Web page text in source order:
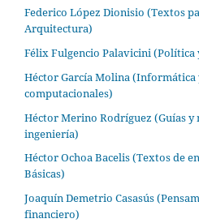
Federico López Dionisio (Textos
Arquitectura)
Félix Fulgencio Palavicini (Política
Héctor García Molina (Informática
computacionales)
Héctor Merino Rodríguez (Guías y
ingeniería)
Héctor Ochoa Bacelis (Textos de
Básicas)
Joaquín Demetrio Casasús
financiero)